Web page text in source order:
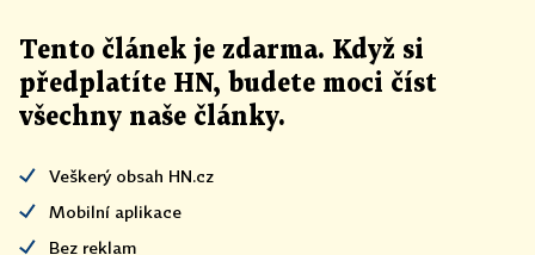
Tento článek je zdarma. Když si
předplatíte HN, budete moci číst
všechny naše články.
Veškerý obsah HN.cz
Mobilní aplikace
Bez reklam